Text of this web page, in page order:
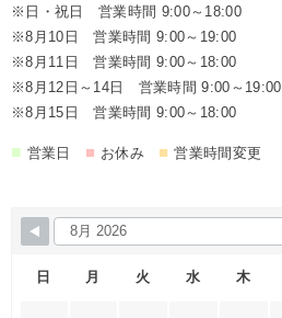
※日・祝日 営業時間 9:00～18:00
※8月10日 営業時間 9:00～19:00
※8月11日 営業時間 9:00～18:00
※8月12日～14日 営業時間 9:00～19:00
※8月15日 営業時間 9:00～18:00
■ 営業日 ■ お休み ■ 営業時間変更
日 月 火 水 木